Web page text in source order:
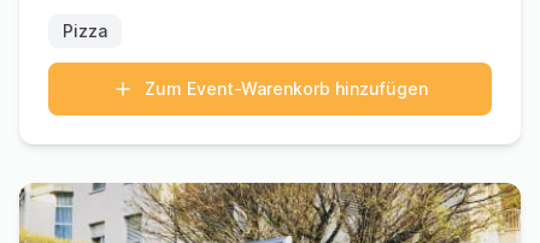
Pizza
Zum Event-Warenkorb hinzufügen